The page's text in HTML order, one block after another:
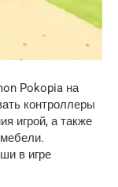
Pokopia на
контроллеры
игрой, а также
в игре